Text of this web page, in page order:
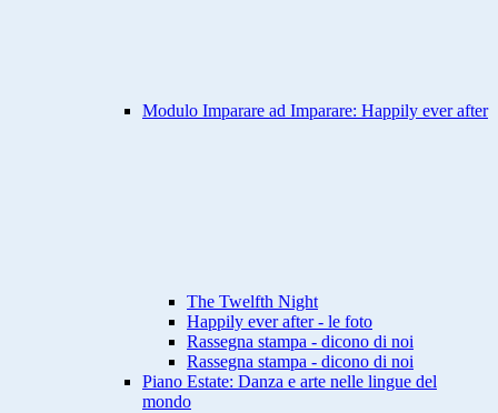
Modulo Imparare ad Imparare: Happily ever after
The Twelfth Night
Happily ever after - le foto
Rassegna stampa - dicono di noi
Rassegna stampa - dicono di noi
Piano Estate: Danza e arte nelle lingue del
mondo